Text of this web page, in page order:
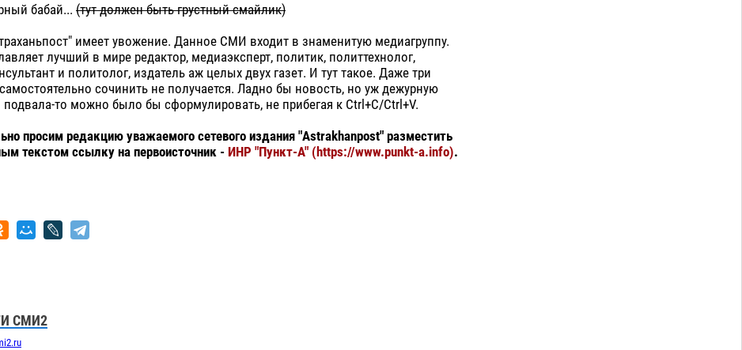
бабай... (тут должен быть грустный смайлик)
имеет увожение. Данное СМИ входит в знаменитую медиагруппу.
лучший в мире редактор, медиаэксперт, политик, политтехнолог,
и политолог, издатель аж целых двух газет. И тут такое. Даже три
сочинить не получается. Ладно бы новость, но уж дежурную
подвала-то можно было бы сформулировать, не прибегая к Ctrl+C/Ctrl+V.
просим редакцию уважаемого сетевого издания "Astrakhanpost" разместить
текстом ссылку на первоисточник - ИНР "Пункт-А" (https://www.punkt-a.info).
СМИ2